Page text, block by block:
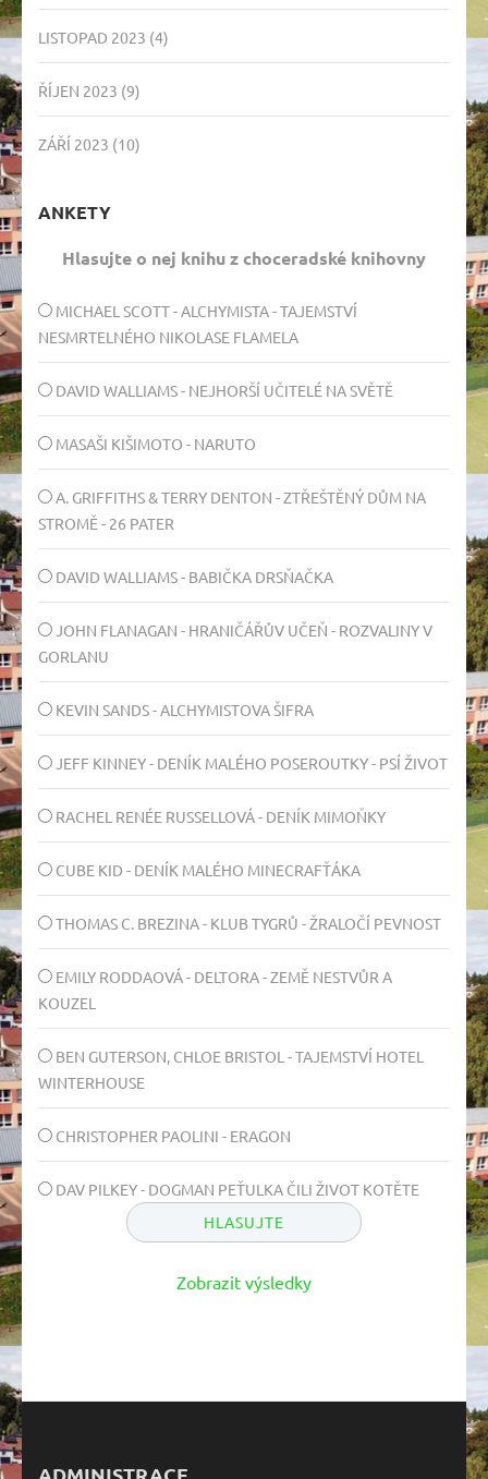
LISTOPAD 2023 (4)
ŘÍJEN 2023 (9)
ZÁŘÍ 2023 (10)
ANKETY
Hlasujte o nej knihu z choceradské knihovny
MICHAEL SCOTT - ALCHYMISTA - TAJEMSTVÍ
NESMRTELNÉHO NIKOLASE FLAMELA
DAVID WALLIAMS - NEJHORŠÍ UČITELÉ NA SVĚTĚ
MASAŠI KIŠIMOTO - NARUTO
A. GRIFFITHS & TERRY DENTON - ZTŘEŠTĚNÝ DŮM NA
STROMĚ - 26 PATER
DAVID WALLIAMS - BABIČKA DRSŇAČKA
JOHN FLANAGAN - HRANIČÁŘŮV UČEŇ - ROZVALINY V
GORLANU
KEVIN SANDS - ALCHYMISTOVA ŠIFRA
JEFF KINNEY - DENÍK MALÉHO POSEROUTKY - PSÍ ŽIVOT
RACHEL RENÉE RUSSELLOVÁ - DENÍK MIMOŇKY
CUBE KID - DENÍK MALÉHO MINECRAFŤÁKA
THOMAS C. BREZINA - KLUB TYGRŮ - ŽRALOČÍ PEVNOST
EMILY RODDAOVÁ - DELTORA - ZEMĚ NESTVŮR A
KOUZEL
BEN GUTERSON, CHLOE BRISTOL - TAJEMSTVÍ HOTEL
WINTERHOUSE
CHRISTOPHER PAOLINI - ERAGON
DAV PILKEY - DOGMAN PEŤULKA ČILI ŽIVOT KOTĚTE
Zobrazit výsledky